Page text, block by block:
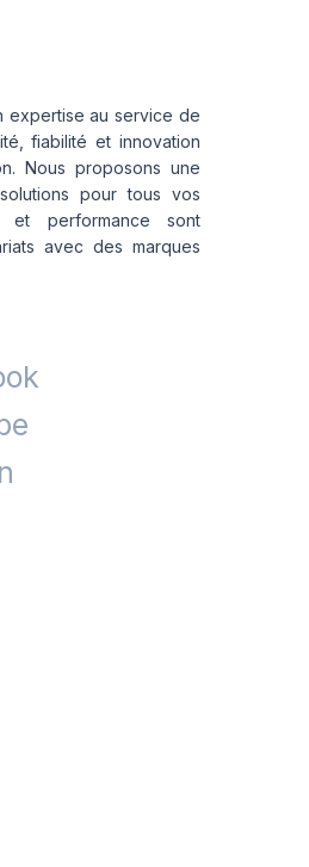
expertise au service de
fiabilité et innovation
Nous proposons une
pour tous vos
et performance sont
avec des marques